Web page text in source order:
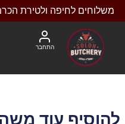
משלוחים לחיפה ולטירת הכרמל
התחבר